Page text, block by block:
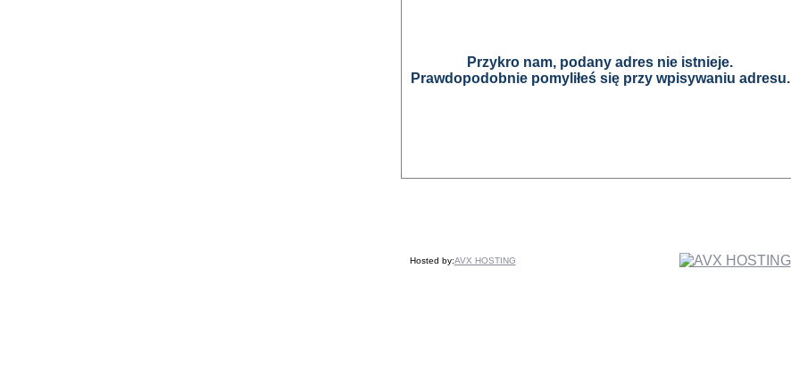
Przykro nam, podany adres nie istnieje.
Prawdopodobnie pomyliłeś się przy wpisywaniu adresu.
Hosted by:AVX HOSTING